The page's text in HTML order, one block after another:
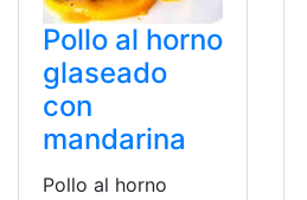
Pollo al horno
glaseado
con
mandarina
Pollo al horno